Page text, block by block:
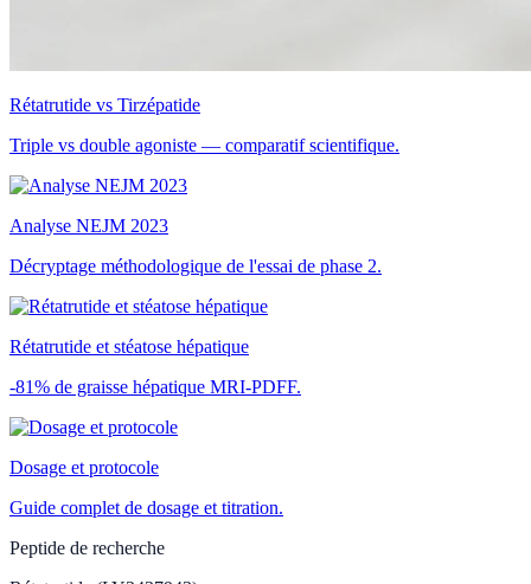
Rétatrutide vs Tirzépatide
Triple vs double agoniste — comparatif scientifique.
Analyse NEJM 2023
Décryptage méthodologique de l'essai de phase 2.
Rétatrutide et stéatose hépatique
-81% de graisse hépatique MRI-PDFF.
Dosage et protocole
Guide complet de dosage et titration.
Peptide de recherche